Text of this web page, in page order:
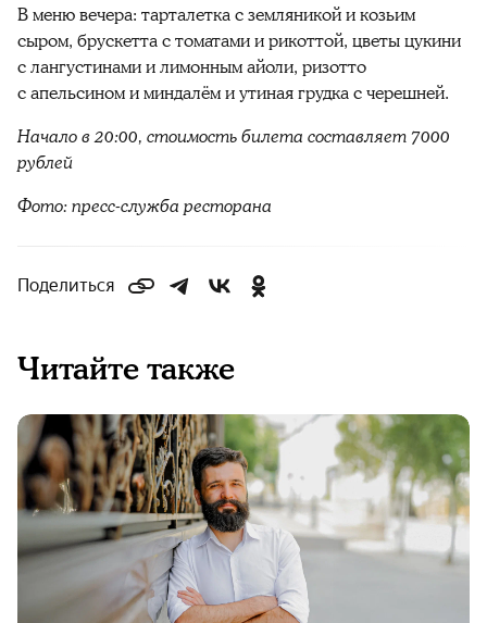
В меню вечера: тарталетка с земляникой и козьим
сыром, брускетта с томатами и рикоттой, цветы цукини
с лангустинами и лимонным айоли, ризотто
с апельсином и миндалём и утиная грудка с черешней.
Начало в 20:00, стоимость билета составляет 7000
рублей
Фото: пресс-служба ресторана
Поделиться
Читайте также